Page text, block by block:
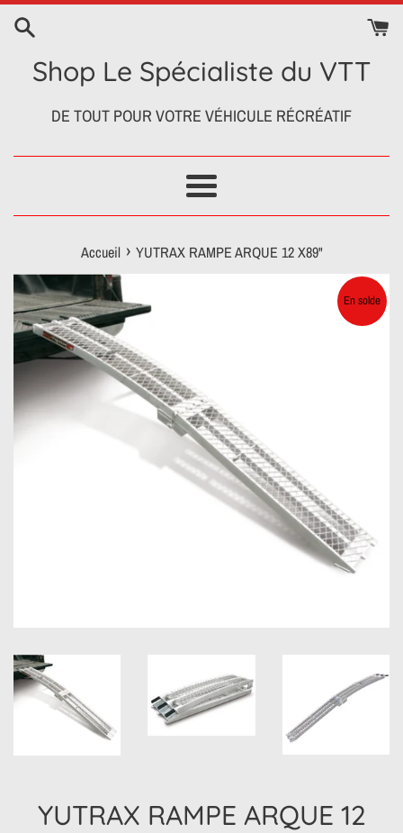
Passer
contenuShop Le Spécialiste du VTT
DE TOUT POUR VOTRE VÉHICULE RÉCRÉATIF
Menu
Accueil › YUTRAX RAMPE ARQUE 12 X89"
En solde
YUTRAX RAMPE ARQUE 12